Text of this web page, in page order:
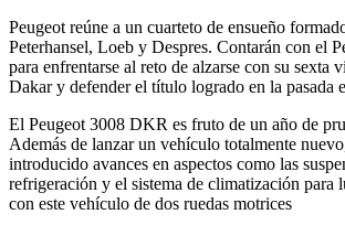
Peugeot reúne a un cuarteto de ensueño
Peterhansel, Loeb y Despres. Contarán con el
para enfrentarse al reto de alzarse con su sexta
Dakar y defender el título logrado en la pasada
El Peugeot 3008 DKR es fruto de un año de
Además de lanzar un vehículo totalmente
introducido avances en aspectos como las
refrigeración y el sistema de climatización para
con este vehículo de dos ruedas motrices